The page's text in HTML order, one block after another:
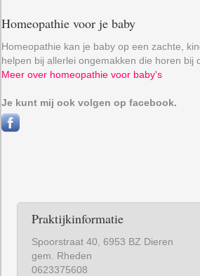
Homeopathie voor je baby
Homeopathie kan je baby op een zachte,
helpen bij allerlei ongemakken die horen bij
Meer over homeopathie voor baby's
Je kunt mij ook volgen op facebook.
Praktijkinformatie
Spoorstraat 40, 6953 BZ Dieren
gem. Rheden
0623375608